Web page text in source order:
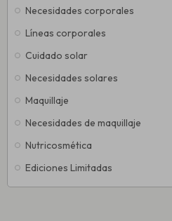
Necesidades corporales
Líneas corporales
Cuidado solar
Necesidades solares
Maquillaje
Necesidades de maquillaje
Nutricosmética
Ediciones Limitadas